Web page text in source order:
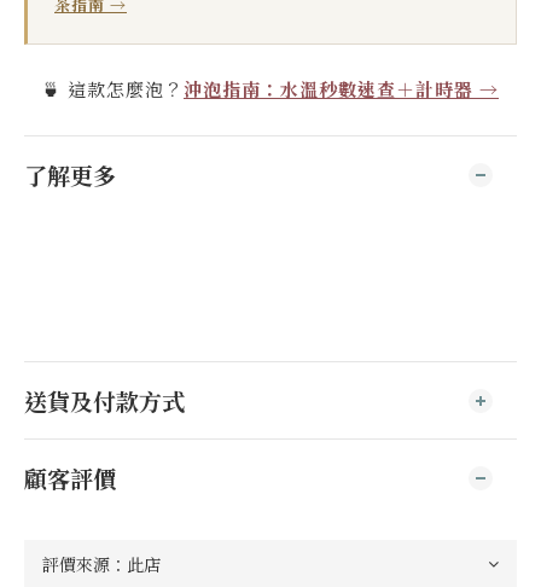
🍵 這款怎麼泡？ 沖泡指南：水溫秒數速查＋計時器 →
了解更多
送貨及付款方式
顧客評價